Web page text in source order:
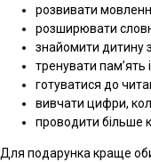
розвивати
розширювати
знайомити дитину
тренувати пам’ять
готуватися до
вивчати цифри,
проводити більше
Для подарунка краще